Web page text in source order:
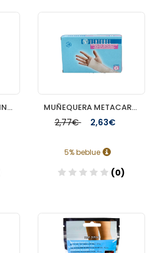
TERMOMETRO BAÑO INFANTIL SUAVINEX 1 UNIDAD MUÑEQUERA METACARPIANA VENTUBEL 1 UNIDAD TALLA GRANDE
2,77€ 2,63€
5% beblue
(0)
Añadir